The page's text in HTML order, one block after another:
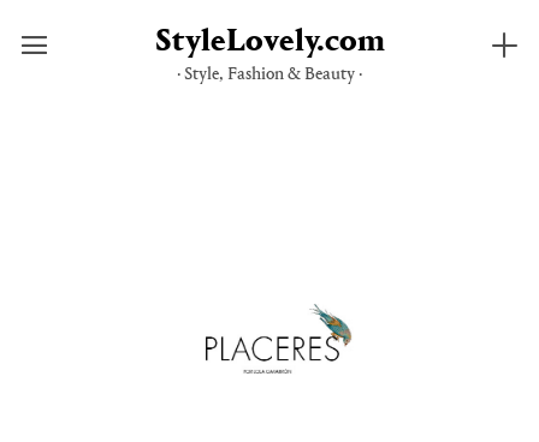
StyleLovely.com
· Style, Fashion & Beauty ·